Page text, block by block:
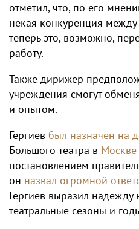
отметил, что, по его
некая конкуренция между
теперь это, возможно,
работу.
Также дирижер
учреждения смогут
и опытом.
Гергиев был назначен на
Большого театра в Москве
постановлением
он назвал огромной
Гергиев выразил
театральные сезоны и